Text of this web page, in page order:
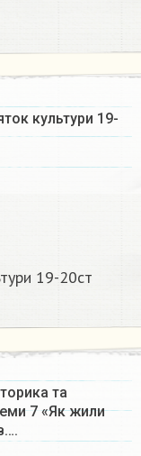
культури 19-
19-20ст
та
7 «Як жили